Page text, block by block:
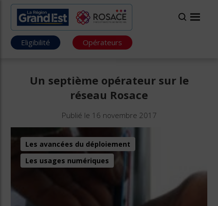
Eligibilité Opérateurs
Un septième opérateur sur le
réseau Rosace
Publié le 16 novembre 2017
Les avancées du déploiement
Les usages numériques